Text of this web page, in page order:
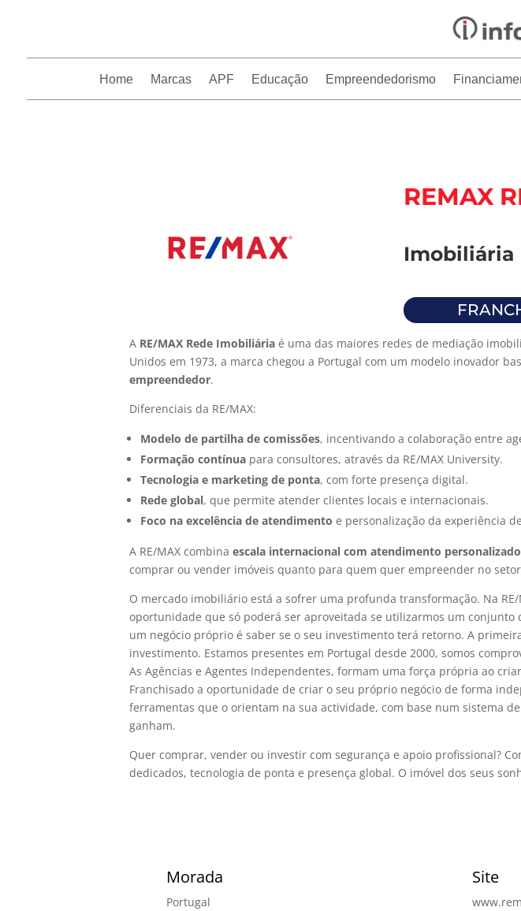
Home Marcas APF Educação Empreendedorismo
REMAX
Imobiliária
A RE/MAX Rede Imobiliária é uma das maiores redes de mediação
Unidos em 1973, a marca chegou a Portugal com um modelo inovador
empreendedor.
Diferenciais da RE/MAX:
Modelo de partilha de comissões, incentivando a colaboração entre
Formação contínua para consultores, através da RE/MAX University.
Tecnologia e marketing de ponta, com forte presença digital.
Rede global, que permite atender clientes locais e internacionais.
Foco na excelência de atendimento e personalização da experiência
A RE/MAX combinaescala internacional com atendimento personalizado
comprar ou vender imóveis quanto para quem quer empreender no
O mercado imobiliário está a sofrer uma profunda transformação. Na
oportunidade que só poderá ser aproveitada se utilizarmos um
um negócio próprio é saber se o seu investimento terá retorno. A
investimento. Estamos presentes em Portugal desde 2000, somos
As Agências e Agentes Independentes, formam uma força própria ao
Franchisado a oportunidade de criar o seu próprio negócio de forma
ferramentas que o orientam na sua actividade, com base num sistema
ganham.
Quer comprar, vender ou investir com segurança e apoio profissional?
dedicados, tecnologia de ponta e presença global. O imóvel dos seus
Morada
Portugal
Site